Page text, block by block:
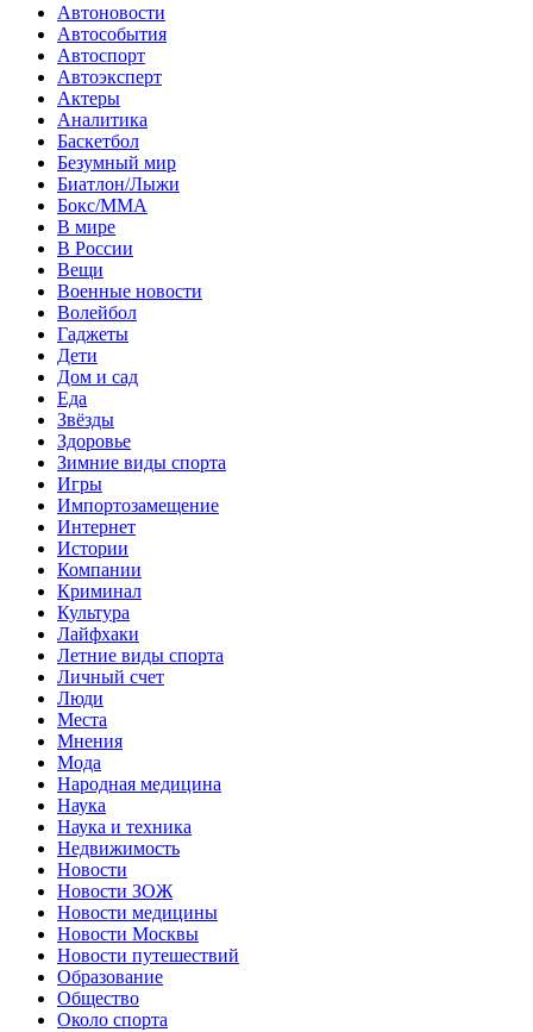
Автоновости
Автособытия
Автоспорт
Автоэксперт
Актеры
Аналитика
Баскетбол
Безумный мир
Биатлон/Лыжи
Бокс/MMA
В мире
В России
Вещи
Военные новости
Волейбол
Гаджеты
Дети
Дом и сад
Еда
Звёзды
Здоровье
Зимние виды спорта
Игры
Импортозамещение
Интернет
Истории
Компании
Криминал
Культура
Лайфхаки
Летние виды спорта
Личный счет
Люди
Места
Мнения
Мода
Народная медицина
Наука
Наука и техника
Недвижимость
Новости
Новости ЗОЖ
Новости медицины
Новости Москвы
Новости путешествий
Образование
Общество
Около спорта